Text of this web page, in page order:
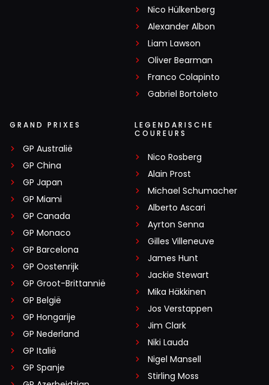
Nico Hülkenberg
Alexander Albon
Liam Lawson
Oliver Bearman
Franco Colapinto
Gabriel Bortoleto
GRAND PRIXES
GP Australië
GP China
GP Japan
GP Miami
GP Canada
GP Monaco
GP Barcelona
GP Oostenrijk
GP Groot-Brittannië
GP België
GP Hongarije
GP Nederland
GP Italië
GP Spanje
LEGENDARISCHE
COUREURS
Nico Rosberg
Alain Prost
Michael Schumacher
Alberto Ascari
Ayrton Senna
Gilles Villeneuve
James Hunt
Jackie Stewart
Mika Häkkinen
Jos Verstappen
Jim Clark
Niki Lauda
Nigel Mansell
Stirling Moss